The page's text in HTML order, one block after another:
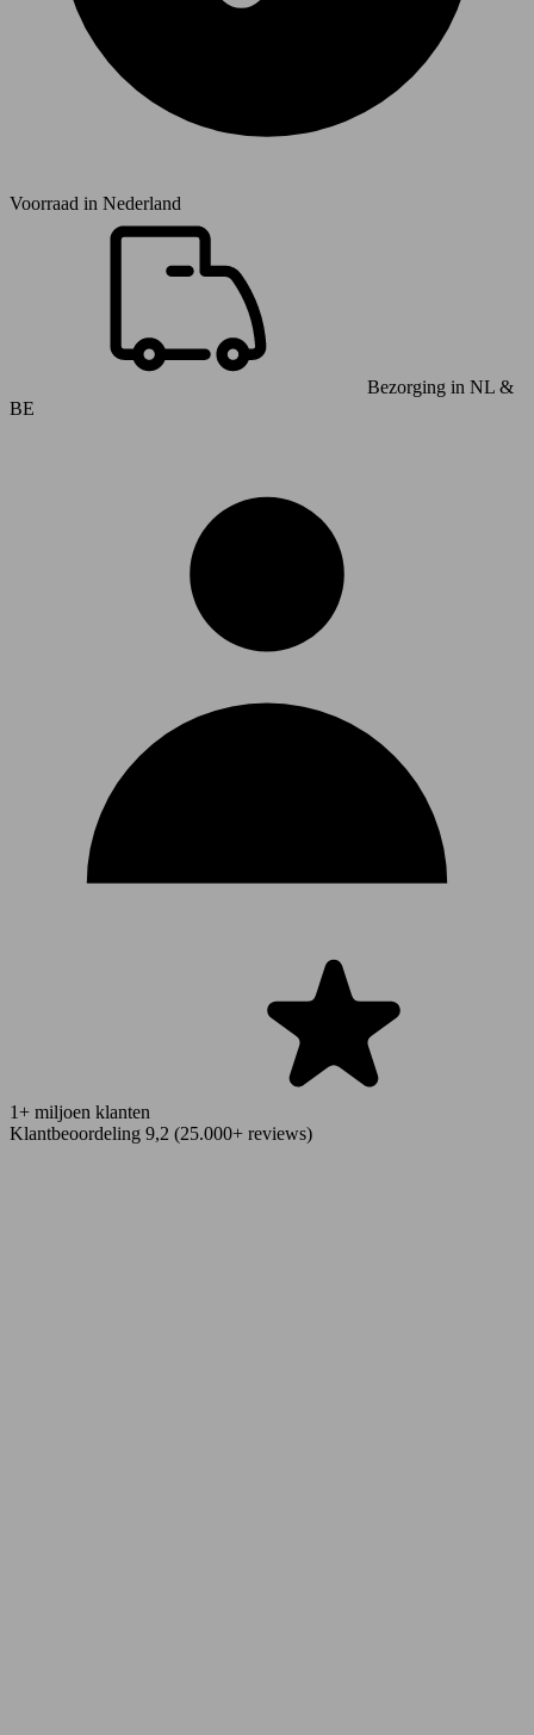
Voorraad in Nederland
Bezorging in NL &
BE
1+ miljoen klanten
Klantbeoordeling 9,2 (25.000+ reviews)